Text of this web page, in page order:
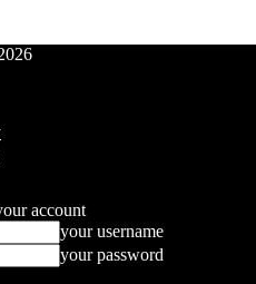
account
your username
your password